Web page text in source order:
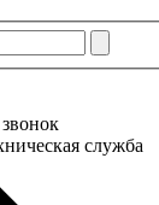
служба